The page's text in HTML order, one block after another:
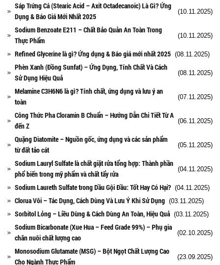
Sáp Trứng Cá (Stearic Acid – Axit Octadecanoic) Là Gì? Ứng
Dụng & Báo Giá Mới Nhất 2025
(10.11.2025)
Sodium Benzoate E211 – Chất Bảo Quản An Toàn Trong
Thực Phẩm
(10.11.2025)
Refined Glycerine là gì? Ứng dụng & Báo giá mới nhất 2025 (08.11.2025)
Phèn Xanh (Đồng Sunfat) – Ứng Dụng, Tính Chất Và Cách
Sử Dụng Hiệu Quả
(08.11.2025)
Melamine C3H6N6 là gì? Tính chất, ứng dụng và lưu ý an
toàn
(07.11.2025)
Công Thức Pha Cloramin B Chuẩn – Hướng Dẫn Chi Tiết Từ A
đến Z
(06.11.2025)
Quặng Diatomite – Nguồn gốc, ứng dụng và các sản phẩm
từ đất tảo cát
(05.11.2025)
Sodium Lauryl Sulfate là chất giặt rửa tổng hợp: Thành phần
phổ biến trong mỹ phẩm và chất tẩy rửa
(04.11.2025)
Sodium Laureth Sulfate trong Dầu Gội Đầu: Tốt Hay Có Hại? (04.11.2025)
Clorua Vôi – Tác Dụng, Cách Dùng Và Lưu Ý Khi Sử Dụng (03.11.2025)
Sorbitol Lỏng – Liều Dùng & Cách Dùng An Toàn, Hiệu Quả (03.11.2025)
Sodium Bicarbonate (Xue Hua – Feed Grade 99%) – Phụ gia
chăn nuôi chất lượng cao
(02.10.2025)
Monosodium Glutamate (MSG) – Bột Ngọt Chất Lượng Cao
Cho Ngành Thực Phẩm
(23.09.2025)